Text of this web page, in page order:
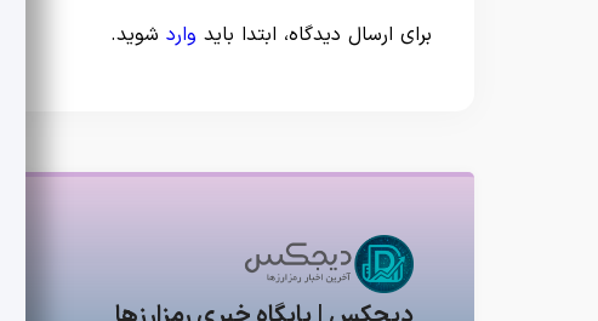
برای ارسال دیدگاه، ابتدا باید وارد شوید.